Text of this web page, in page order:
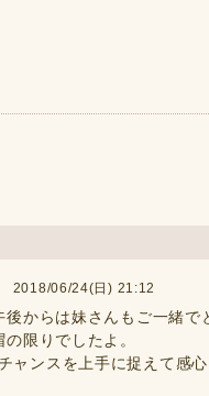
2018/06/24(日) 21:12
からは妹さんもご一緒
限りでしたよ。
ャンスを上手に捉えて感